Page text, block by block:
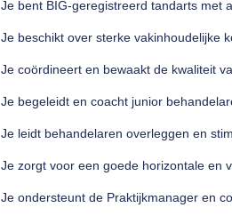
Je bent BIG-geregistreerd tandarts met
Je beschikt over sterke vakinhoudelijke
Je coördineert en bewaakt de kwaliteit
Je begeleidt en coacht junior
Je leidt behandelaren overleggen en
Je zorgt voor een goede horizontale en
Je ondersteunt de Praktijkmanager en